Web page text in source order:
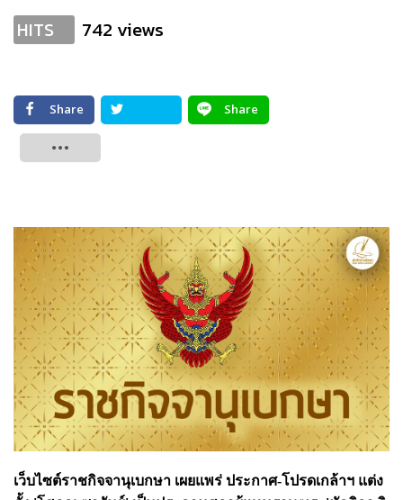
HITS 742 views
Share
Share
เว็บไซต์ราชกิจจานุเบกษา เผยแพร่ ประกาศ-โปรดเกล้าฯ แต่ง